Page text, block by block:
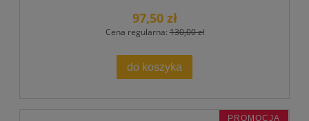
97,50 zł
Cena regularna:130,00 zł
do koszyka
PROMOCJA